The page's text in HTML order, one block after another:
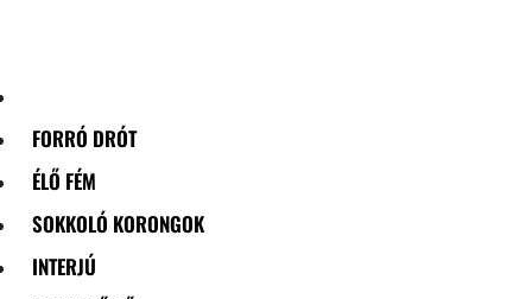
FORRÓ DRÓT
ÉLŐ FÉM
SOKKOLÓ KORONGOK
INTERJÚ